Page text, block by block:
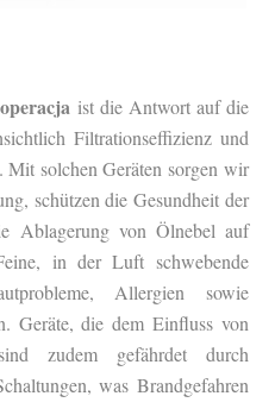
ist die Antwort auf die
Filtrationseffizienz und
Mit solchen Geräten sorgen wir
schützen die Gesundheit der
Ablagerung von Ölnebel auf
in der Luft schwebende
Allergien sowie
Geräte, die dem Einfluss von
zudem gefährdet durch
was Brandgefahren